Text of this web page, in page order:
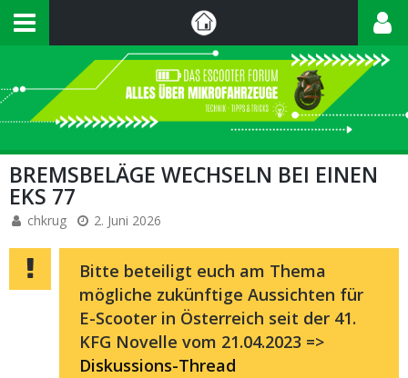
BREMSBELÄGE WECHSELN BEI EINEN
EKS 77
chkrug 2. Juni 2026
Bitte beteiligt euch am Thema
mögliche zukünftige Aussichten für
E-Scooter in Österreich seit der 41.
KFG Novelle vom 21.04.2023 =>
Diskussions-Thread